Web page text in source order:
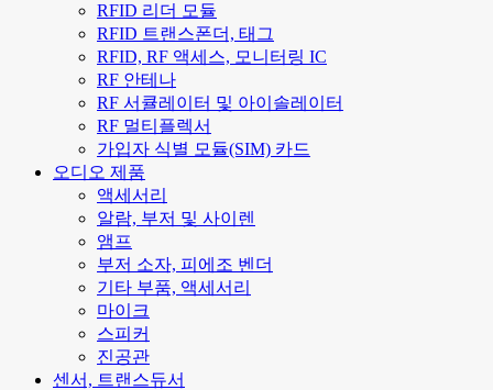
RFID 리더 모듈
RFID 트랜스폰더, 태그
RFID, RF 액세스, 모니터링 IC
RF 안테나
RF 서큘레이터 및 아이솔레이터
RF 멀티플렉서
가입자 식별 모듈(SIM) 카드
오디오 제품
액세서리
알람, 부저 및 사이렌
앰프
부저 소자, 피에조 벤더
기타 부품, 액세서리
마이크
스피커
진공관
센서, 트랜스듀서